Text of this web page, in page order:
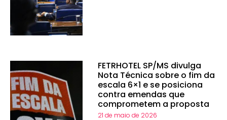
FETRHOTEL SP/MS divulga
Nota Técnica sobre o fim da
escala 6×1 e se posiciona
contra emendas que
comprometem a proposta
21 de maio de 2026